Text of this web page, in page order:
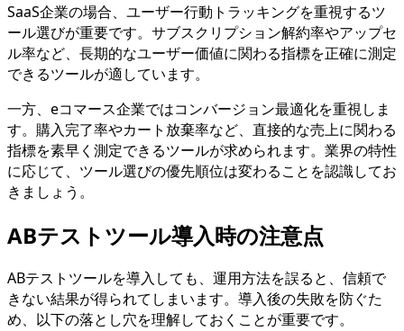
SaaS企業の場合、ユーザー行動トラッキングを重視するツ
ール選びが重要です。サブスクリプション解約率やアップセ
ル率など、長期的なユーザー価値に関わる指標を正確に測定
できるツールが適しています。
一方、eコマース企業ではコンバージョン最適化を重視しま
す。購入完了率やカート放棄率など、直接的な売上に関わる
指標を素早く測定できるツールが求められます。業界の特性
に応じて、ツール選びの優先順位は変わることを認識してお
きましょう。
ABテストツール導入時の注意点
ABテストツールを導入しても、運用方法を誤ると、信頼で
きない結果が得られてしまいます。導入後の失敗を防ぐた
め、以下の落とし穴を理解しておくことが重要です。